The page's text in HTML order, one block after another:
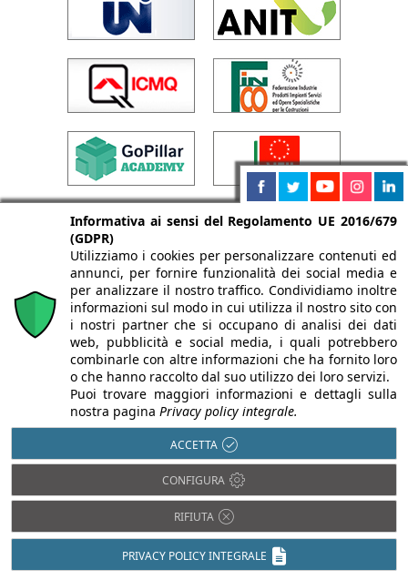
Informativa ai sensi del Regolamento UE 2016/679
(GDPR)
Utilizziamo i cookies per personalizzare contenuti ed
annunci, per fornire funzionalità dei social media e
per analizzare il nostro traffico. Condividiamo inoltre
informazioni sul modo in cui utilizza il nostro sito con
i nostri partner che si occupano di analisi dei dati
web, pubblicità e social media, i quali potrebbero
combinarle con altre informazioni che ha fornito loro
o che hanno raccolto dal suo utilizzo dei loro servizi.
Puoi trovare maggiori informazioni e dettagli sulla
nostra pagina Privacy policy integrale.
ACCETTA
CONFIGURA
RIFIUTA
PRIVACY POLICY INTEGRALE